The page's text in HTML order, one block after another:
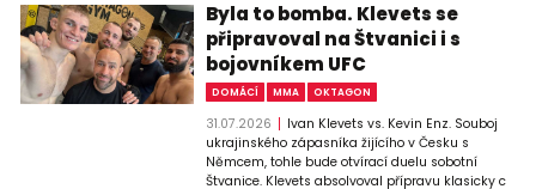
Byla to bomba. Klevets se
připravoval na Štvanici i s
bojovníkem UFC
DOMÁCÍ MMA OKTAGON
31.07.2026
Ivan Klevets vs. Kevin Enz. Souboj
ukrajinského zápasníka žijícího v Česku s
Němcem, tohle bude otvírací duelu sobotní
Štvanice. Klevets absolvoval přípravu klasicky c